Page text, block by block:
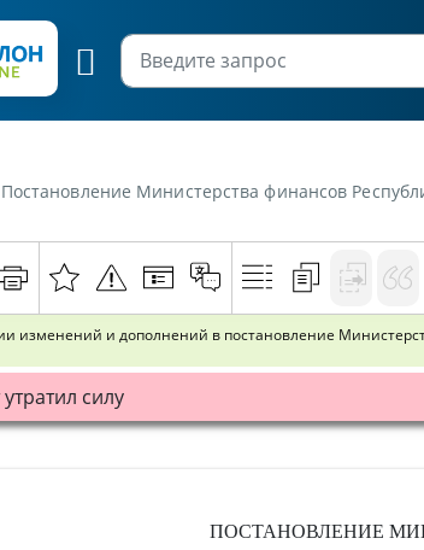
Постановление Министерства финансов Республики Беларусь от 23 июля
изменений и дополнений в постановление
силу
ПОСТАНОВЛЕНИЕ